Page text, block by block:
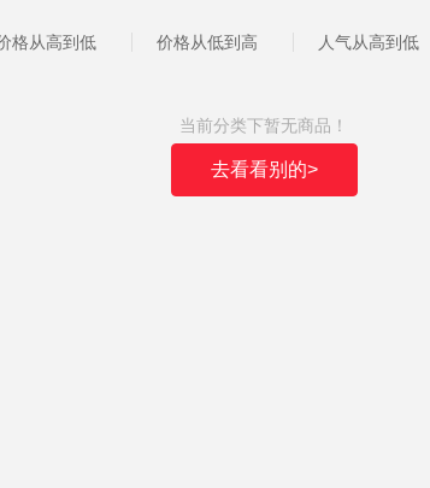
格从高到低 价格从低到高 人气从高到低
当前分类下暂无商品！
去看看别的>